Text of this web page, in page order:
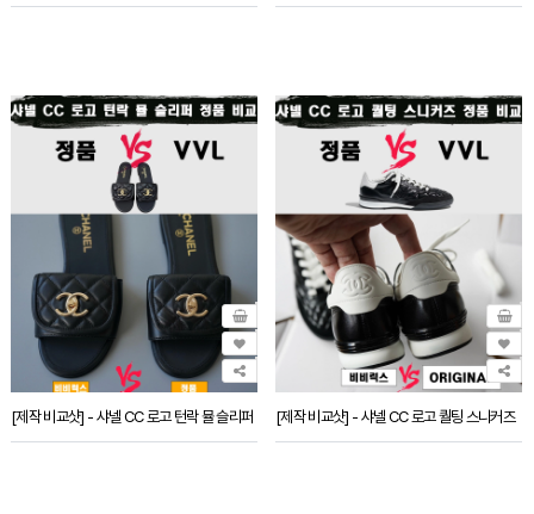
[제작 비교샷] - 샤넬 CC 로고 턴락 뮬 슬리퍼 [제작 비교샷] - 샤넬 CC 로고 퀄팅 스니커즈